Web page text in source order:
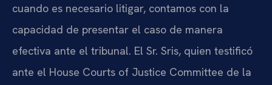
cuando es necesario litigar, contamos con la
capacidad de presentar el caso de manera
efectiva ante el tribunal. El Sr. Sris, quien testificó
ante el House Courts of Justice Committee de la